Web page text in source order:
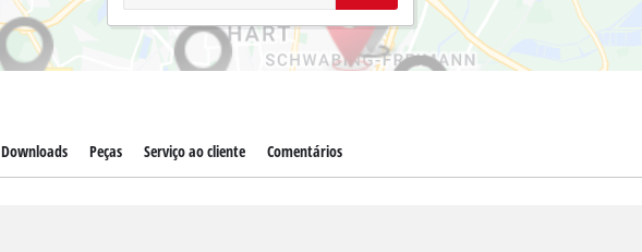
Downloads Peças Serviço ao cliente Comentários